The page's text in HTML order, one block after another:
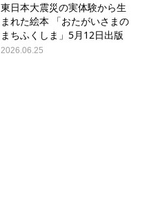
東日本大震災の実体験から生
まれた絵本 「おたがいさまの
まちふくしま」5月12日出版
2026.06.25